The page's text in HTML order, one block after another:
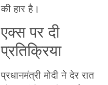
की हार है।
एक्स पर दी
प्रतिक्रिया
प्रधानमंत्री मोदी ने देर रात